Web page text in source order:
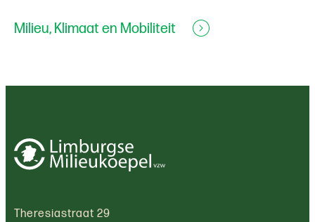
Milieu, Klimaat en Mobiliteit
Theresiastraat 29